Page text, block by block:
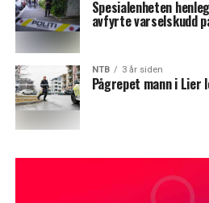
Spesialenheten
avfyrte varselskudd
NTB 3 år siden
Pågrepet mann i